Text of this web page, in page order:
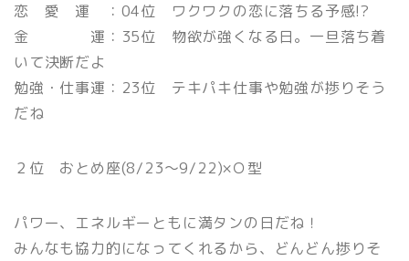
恋 愛 運 ：04位 ワクワクの恋に落ちる予感!?
金 運：35位 物欲が強くなる日。一旦落ち着
いて決断だよ
勉強・仕事運：23位 テキパキ仕事や勉強が捗りそう
だね
２位 おとめ座(8/23〜9/22)×Ｏ型
パワー、エネルギーともに満タンの日だね！
みんなも協力的になってくれるから、どんどん捗りそ